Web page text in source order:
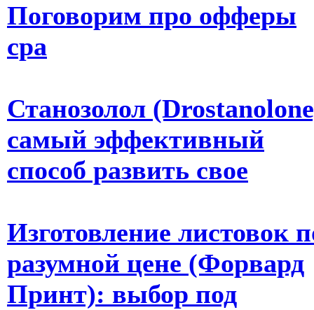
Поговорим про офферы
cpa
Станозолол
самый эффективный
способ развить свое
Изготовление листовок
разумной цене (Форвард
Принт): выбор под